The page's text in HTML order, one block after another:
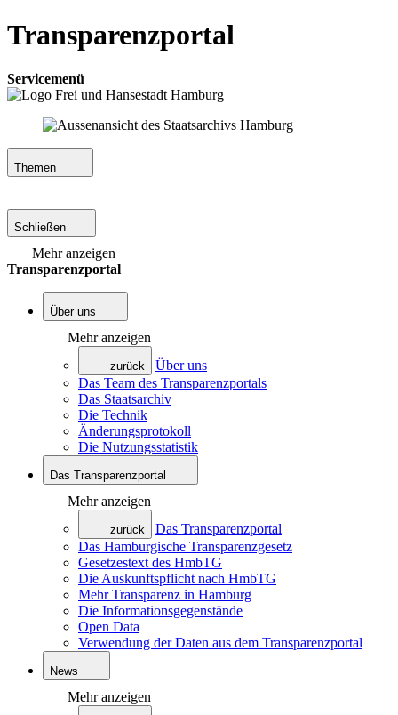
Transparenzportal
Servicemenü
Themen
Schließen
Mehr anzeigen
Transparenzportal
Über uns
Mehr anzeigen
zurück
Über uns
Das Team des Transparenzportals
Das Staatsarchiv
Die Technik
Änderungsprotokoll
Die Nutzungsstatistik
Das Transparenzportal
Mehr anzeigen
zurück
Das Transparenzportal
Das Hamburgische Transparenzgesetz
Gesetzestext des HmbTG
Die Auskunftspflicht nach HmbTG
Mehr Transparenz in Hamburg
Die Informationsgegenstände
Open Data
Verwendung der Daten aus dem Transparenzportal
News
Mehr anzeigen